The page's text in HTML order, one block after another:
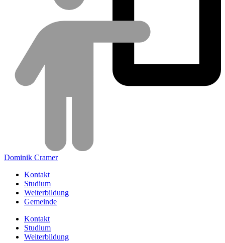
Dominik Cramer
Kontakt
Studium
Weiterbildung
Gemeinde
Kontakt
Studium
Weiterbildung